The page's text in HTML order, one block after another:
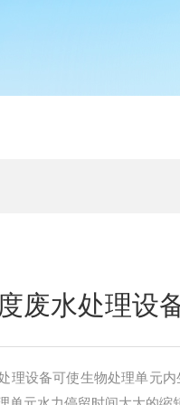
废水处理设
理设备可使生物处理单元